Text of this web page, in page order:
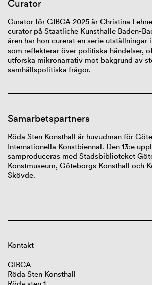
Curator
Curator för GIBCA 2025 ärChristina
curator på Staatliche Kunsthalle Baden-
åren har hon curerat en serie utställningar
som reflekterar över politiska händelser,
utforska mikronarrativ mot bakgrund av
samhällspolitiska frågor.
Samarbetspartners
Röda Sten Konsthall är huvudman för
Internationella Konstbiennal. Den 13:e
samproduceras med Stadsbiblioteket
Konstmuseum, Göteborgs Konsthall och
Skövde.
Kontakt
GIBCA
Röda Sten Konsthall